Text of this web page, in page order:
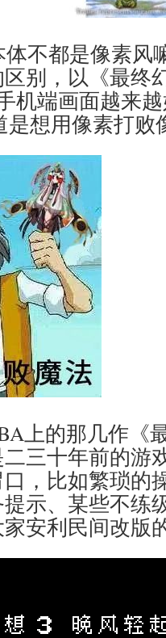
不都是像素风
别，以《最终
机端画面越来
是想用像素打败
上的那几作《
三十年前的游
，比如繁琐的
示、某些不练
安利民间改版